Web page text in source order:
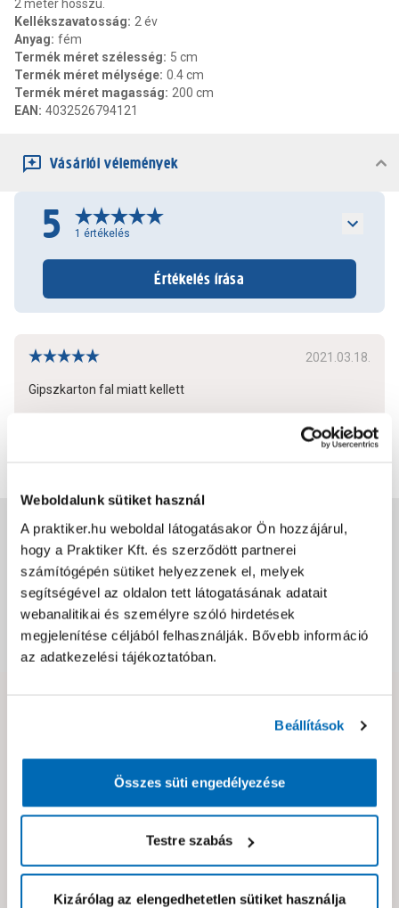
Weboldalunk sütiket használ
A praktiker.hu weboldal látogatásakor Ön hozzájárul,
hogy a Praktiker Kft. és szerződött partnerei
számítógépén sütiket helyezzenek el, melyek
segítségével az oldalon tett látogatásának adatait
webanalitikai és személyre szóló hirdetések
megjelenítése céljából felhasználják. Bővebb információ
az adatkezelési tájékoztatóban.
Beállítások
Összes süti engedélyezése
Testre szabás
Kizárólag az elengedhetetlen sütiket használja
2 méter hosszú.
Kellékszavatosság: 2 év
Anyag: fém
Termék méret szélesség: 5 cm
Termék méret mélysége: 0.4 cm
Termék méret magasság: 200 cm
EAN : 4032526794121
Vásárlói vélemények
5 1 értékelés
Értékelés írása
2021.03.18.
Gipszkarton fal miatt kellett
1 0
Jótállás, szavatosság
Csomagolási és súly információk
Dokumentumok, felelős személy
Neked ajánljuk!